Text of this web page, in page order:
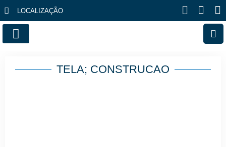
LOCALIZAÇÃO
TELA; CONSTRUCAO